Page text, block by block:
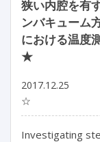
狭い内腔を有
ンバキューム
における温度
★
2017.12.25
☆
Investigating